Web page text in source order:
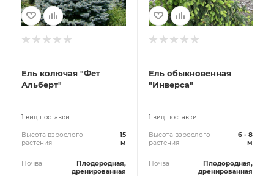
Ель колючая "Фет
Альберт"
1 вид поставки
Высота взрослого
растения
15
м
Почва
Плодородная,
дренированная
Ель обыкновенная
"Инверса"
1 вид поставки
Высота взрослого
растения
6 - 8
м
Почва
Плодородная,
дренированная